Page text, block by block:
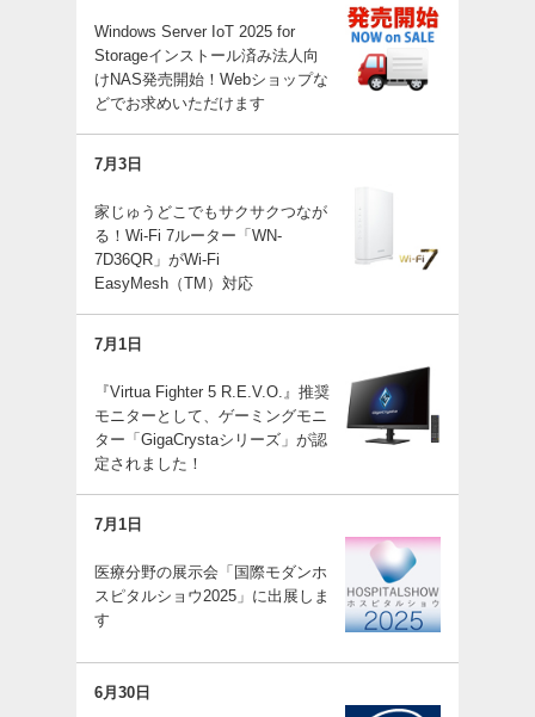
Windows Server IoT 2025 for
Storageインストール済み法人向
けNAS発売開始！Webショップな
どでお求めいただけます
7月3日
家じゅうどこでもサクサクつなが
る！Wi-Fi 7ルーター「WN-
7D36QR」がWi-Fi
EasyMesh（TM）対応
7月1日
『Virtua Fighter 5 R.E.V.O.』推奨
モニターとして、ゲーミングモニ
ター「GigaCrystaシリーズ」が認
定されました！
7月1日
医療分野の展示会「国際モダンホ
スピタルショウ2025」に出展しま
す
6月30日